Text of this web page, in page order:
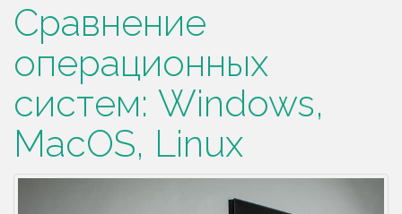
Сравнение
операционных
систем: Windows,
MacOS, Linux